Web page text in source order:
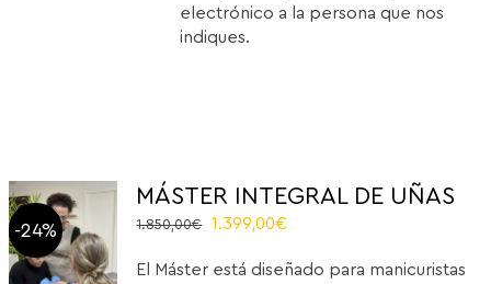
electrónico a la persona que nos
indiques.
-24%
MÁSTER INTEGRAL DE UÑAS
1.850,00€
El
original
1.399,00€
actual
El Máster está diseñado para manicuristas